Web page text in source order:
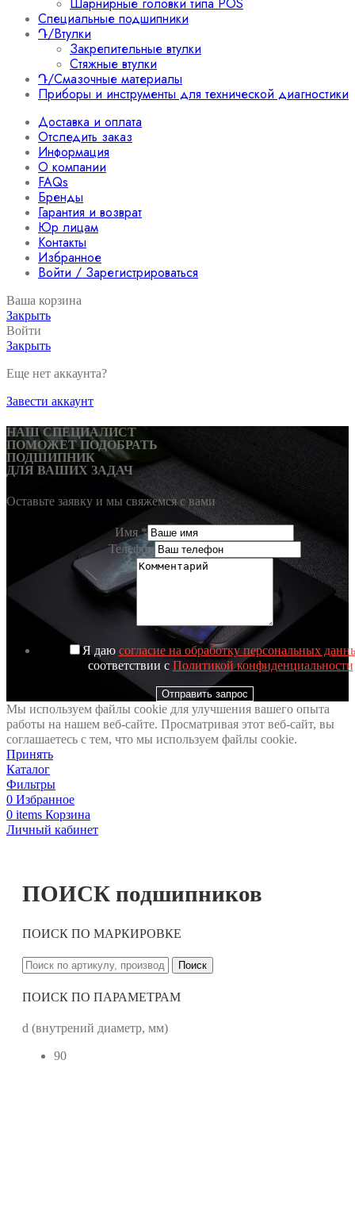
Шарнирные головки типа POS
Специальные подшипники
Դ/Втулки
Закрепительные втулки
Стяжные втулки
Դ/Смазочные материалы
Приборы и инструменты для технической диагностики
Доставка и оплата
Отследить заказ
Информация
О компании
FAQs
Бренды
Гарантия и возврат
Юр лицам
Контакты
Избранное
Войти / Зарегистрироваться
Ваша корзина
Закрыть
Войти
Закрыть
Еще нет аккаунта?
Завести аккаунт
НАШ СПЕЦИАЛИСТ
ПОМОЖЕТ ПОДОБРАТЬ
ПОДШИПНИК
ДЛЯ ВАШИХ ЗАДАЧ
Оставьте заявку и мы свяжемся с вами
Имя*
Телефон
Я даю согласие на обработку персональных
соответствии с Политикой конфиденциальности
Отправить запрос
Мы используем файлы cookie для улучшения вашего опыта
работы на нашем веб-сайте. Просматривая этот веб-сайт, вы
соглашаетесь с тем, что мы используем файлы cookie.
Принять
Каталог
Фильтры
0 Избранное
0 items Корзина
Личный кабинет
ПОИСК подшипников
ПОИСК ПО МАРКИРОВКЕ
Поиск
ПОИСК ПО ПАРАМЕТРАМ
d (внутрений диаметр, мм)
90